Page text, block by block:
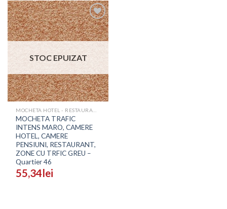
Adaugă
în
Wishlist
STOC EPUIZAT
MOCHETA TRAFIC
INTENS MARO, CAMERE
HOTEL, CAMERE
PENSIUNI, RESTAURANT,
ZONE CU TRFIC GREU –
Quartier 46
55,34lei